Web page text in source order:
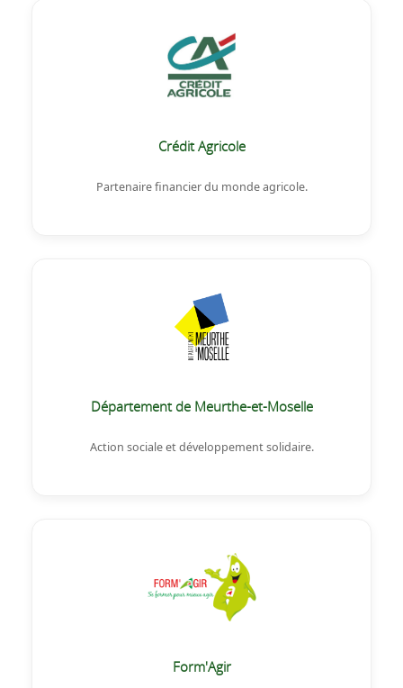
Crédit Agricole
Partenaire financier du monde agricole.
Département de Meurthe-et-Moselle
Action sociale et développement solidaire.
Form'Agir